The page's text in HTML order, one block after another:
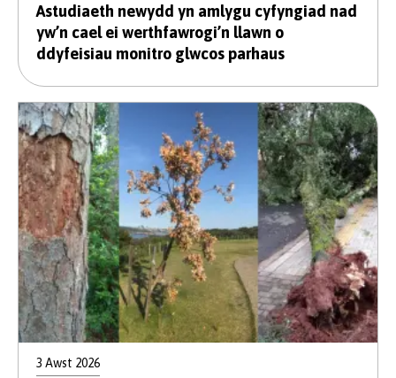
Astudiaeth newydd yn amlygu cyfyngiad nad
yw’n cael ei werthfawrogi’n llawn o
ddyfeisiau monitro glwcos parhaus
3 Awst 2026